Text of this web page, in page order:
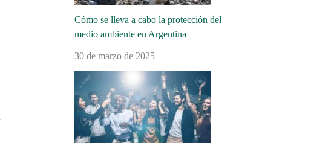
Cómo se lleva a cabo la protección del
medio ambiente en Argentina
30 de marzo de 2025